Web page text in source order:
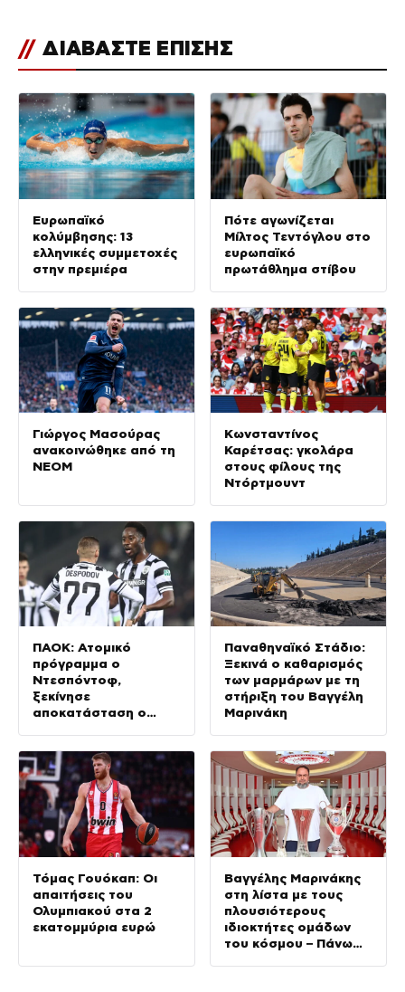
// ΔΙΑΒΑΣΤΕ ΕΠΙΣΗΣ
Ευρωπαϊκό
κολύμβησης: 13
ελληνικές συμμετοχές
στην πρεμιέρα
Πότε αγωνίζεται
Μίλτος Τεντόγλου στο
ευρωπαϊκό
πρωτάθλημα στίβου
Γιώργος Μασούρας
ανακοινώθηκε από τη
ΝΕΟΜ
Κωνσταντίνος
Καρέτσας: γκολάρα
στους φίλους της
Ντόρτμουντ
ΠΑΟΚ: Ατομικό
πρόγραμμα ο
Ντεσπόντοφ,
ξεκίνησε
αποκατάσταση ο
Παναθηναϊκό Στάδιο:
Ξεκινά ο καθαρισμός
των μαρμάρων με τη
στήριξη του Βαγγέλη
Μαρινάκη
Τόμας Γουόκαπ: Οι
απαιτήσεις του
Ολυμπιακού στα 2
εκατομμύρια ευρώ
Βαγγέλης Μαρινάκης
στη λίστα με τους
πλουσιότερους
ιδιοκτήτες ομάδων
του κόσμου – Πάνω